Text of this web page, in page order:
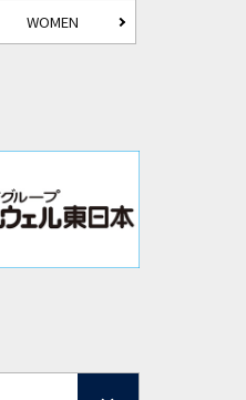
WOMEN